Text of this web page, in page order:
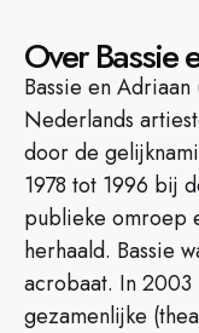
Over Bassie
Bassie en Adriaan
Nederlands
door de
1978 tot 1996 bij
publieke omroep
herhaald. Bassie
acrobaat. In 2003
gezamenlijke